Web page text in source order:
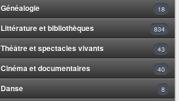
Généalogie 18
Littérature et bibliothèques 834
Théâtre et spectacles vivants 43
Cinéma et documentaires 40
Danse 8